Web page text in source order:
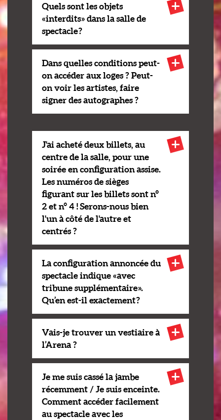
Quels sont les objets
« interdits » dans la salle de
spectacle ?
Dans quelles conditions peut-
on accéder aux loges ? Peut-
on voir les artistes, faire
signer des autographes ?
J'ai acheté deux billets, au
centre de la salle, pour une
soirée en configuration assise.
Les numéros de sièges
figurant sur les billets sont n°
2 et n° 4 ! Serons-nous bien
l'un à côté de l'autre et
centrés ?
La configuration annoncée du
spectacle indique « avec
tribune supplémentaire ».
Qu’en est-il exactement ?
Vais-je trouver un vestiaire à
l’Arena ?
Je me suis cassé la jambe
récemment / Je suis enceinte.
Comment accéder facilement
au spectacle avec les